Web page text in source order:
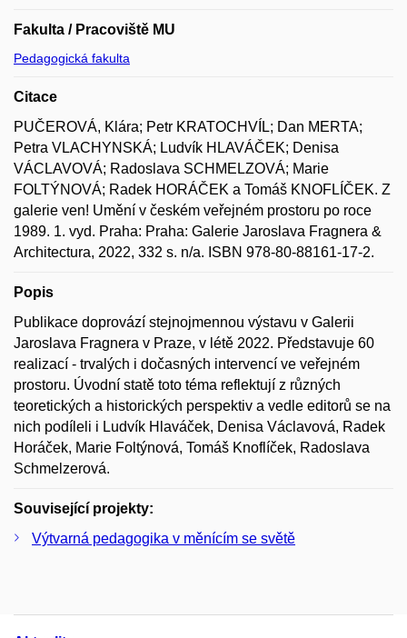
Fakulta / Pracoviště MU
Pedagogická fakulta
Citace
PUČEROVÁ, Klára; Petr KRATOCHVÍL; Dan MERTA;
Petra VLACHYNSKÁ; Ludvík HLAVÁČEK; Denisa
VÁCLAVOVÁ; Radoslava SCHMELZOVÁ; Marie
FOLTÝNOVÁ; Radek HORÁČEK a Tomáš KNOFLÍČEK. Z
galerie ven! Umění v českém veřejném prostoru po roce
1989. 1. vyd. Praha: Praha: Galerie Jaroslava Fragnera &
Architectura, 2022, 332 s. n/a. ISBN 978-80-88161-17-2.
Popis
Publikace doprovází stejnojmennou výstavu v Galerii
Jaroslava Fragnera v Praze, v létě 2022. Představuje 60
realizací - trvalých i dočasných intervencí ve veřejném
prostoru. Úvodní statě toto téma reflektují z různých
teoretických a historických perspektiv a vedle editorů se na
nich podíleli i Ludvík Hlaváček, Denisa Václavová, Radek
Horáček, Marie Foltýnová, Tomáš Knoflíček, Radoslava
Schmelzerová.
Související projekty:
Výtvarná pedagogika v měnícím se světě